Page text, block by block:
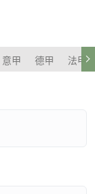
意甲 德甲 法甲